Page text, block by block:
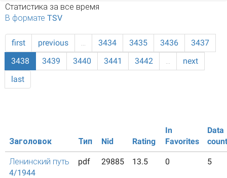
Статистика за все время
В формате TSV
first previous … 3434 3435 3436
3437
3438
3439 3440 3441 3442 …
next
last
Заголовок Тип Nid Rating
In
Favorites
Data
Ленинский путь
4/1944
pdf 29885 13.5 0 5